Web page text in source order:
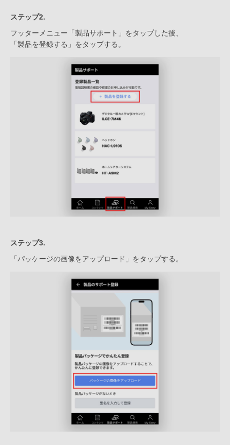
ステップ2.
フッターメニュー「製品サポート」をタップした後、
「製品を登録する」をタップする。
ステップ3.
「パッケージの画像をアップロード」をタップする。